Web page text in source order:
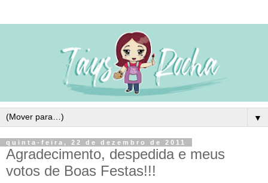
▼
quinta-feira, 22 de dezembro de 2011
Agradecimento, despedida e meus
votos de Boas Festas!!!